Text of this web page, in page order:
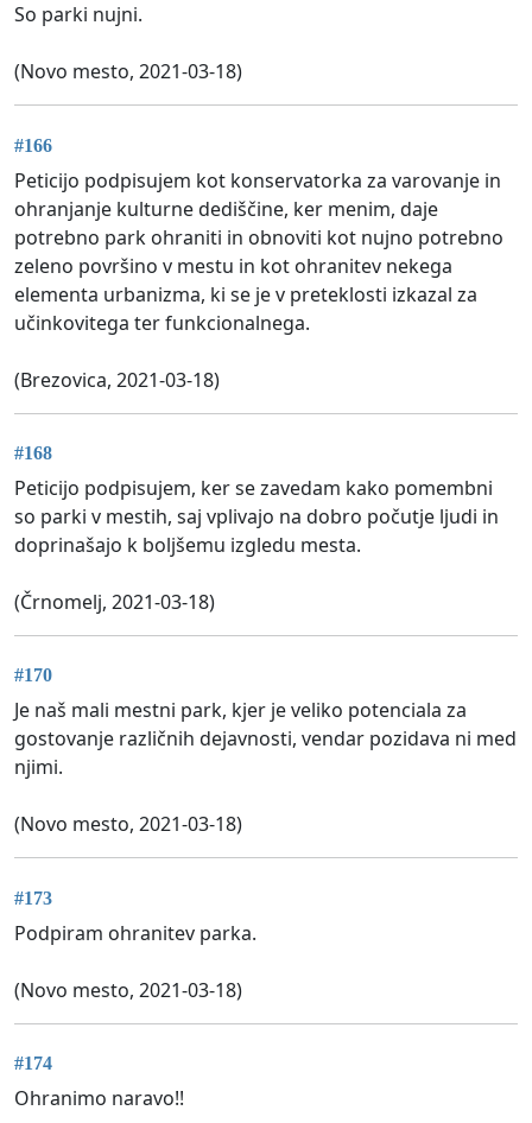
So parki nujni.
(Novo mesto, 2021-03-18)
#166
Peticijo podpisujem kot konservatorka za varovanje in
ohranjanje kulturne dediščine, ker menim, daje
potrebno park ohraniti in obnoviti kot nujno potrebno
zeleno površino v mestu in kot ohranitev nekega
elementa urbanizma, ki se je v preteklosti izkazal za
učinkovitega ter funkcionalnega.
(Brezovica, 2021-03-18)
#168
Peticijo podpisujem, ker se zavedam kako pomembni
so parki v mestih, saj vplivajo na dobro počutje ljudi in
doprinašajo k boljšemu izgledu mesta.
(Črnomelj, 2021-03-18)
#170
Je naš mali mestni park, kjer je veliko potenciala za
gostovanje različnih dejavnosti, vendar pozidava ni med
njimi.
(Novo mesto, 2021-03-18)
#173
Podpiram ohranitev parka.
(Novo mesto, 2021-03-18)
#174
Ohranimo naravo!!